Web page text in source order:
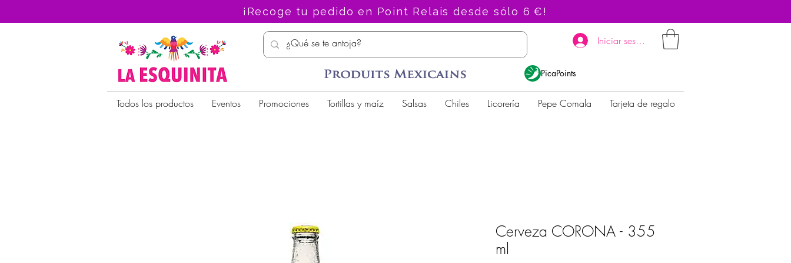
¡Recoge tu pedido en Point Relais desde sólo 6 €!
Iniciar sesión
PicaPoints
Todos los productos Eventos Promociones Tortillas y maíz Salsas Chiles Licorería Pepe Comala Tarjeta de regalo
Cerveza CORONA - 355
ml